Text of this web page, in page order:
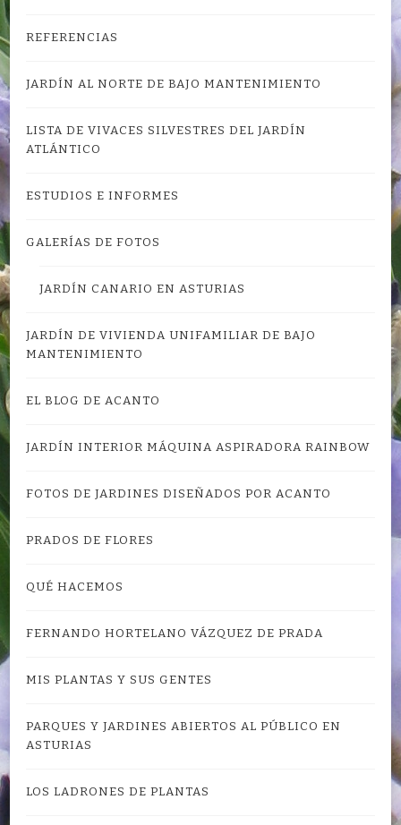
REFERENCIAS
JARDÍN AL NORTE DE BAJO MANTENIMIENTO
LISTA DE VIVACES SILVESTRES DEL JARDÍN
ATLÁNTICO
ESTUDIOS E INFORMES
GALERÍAS DE FOTOS
JARDÍN CANARIO EN ASTURIAS
JARDÍN DE VIVIENDA UNIFAMILIAR DE BAJO
MANTENIMIENTO
EL BLOG DE ACANTO
JARDÍN INTERIOR MÁQUINA ASPIRADORA RAINBOW
FOTOS DE JARDINES DISEÑADOS POR ACANTO
PRADOS DE FLORES
QUÉ HACEMOS
FERNANDO HORTELANO VÁZQUEZ DE PRADA
MIS PLANTAS Y SUS GENTES
PARQUES Y JARDINES ABIERTOS AL PÚBLICO EN
ASTURIAS
LOS LADRONES DE PLANTAS